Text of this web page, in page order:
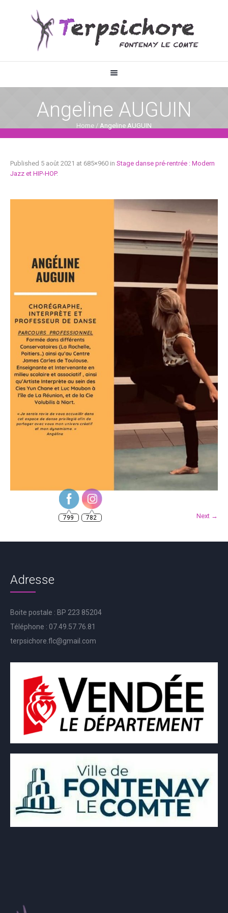
Angeline AUGUIN
Home / Angeline AUGUIN
Published 5 août 2021 at 685×960 in Stage danse pré-rentrée : Modern
Jazz et HIP-HOP.
Next →
Adresse
Boite postale : BP 223 85204
Téléphone : 07.49.57.76.81
terpsichore.flc@gmail.com
782